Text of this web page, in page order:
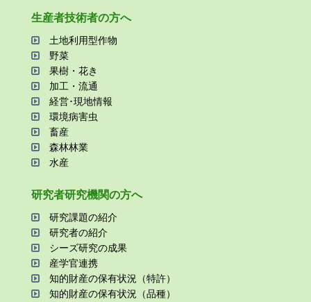
⽣産者技術者の⽅へ
⼟地利⽤型作物
野菜
果樹・花き
加⼯・流通
経営･現地情報
環境病害⾍
畜産
森林林業
⽔産
研究者研究機関の⽅へ
研究課題の紹介
研究者の紹介
シーズ研究の成果
産学官連携
知的財産の保有状況（特許）
知的財産の保有状況（品種）